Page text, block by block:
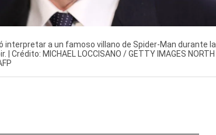
interpretar a un famoso villano de Spider-Man durante la
Crédito: MICHAEL LOCCISANO / GETTY IMAGES NORTH